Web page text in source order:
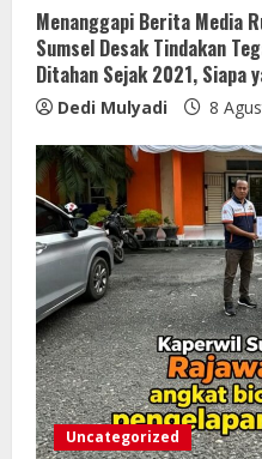
Menanggapi Berita Media
Sumsel Desak Tindakan
Ditahan Sejak 2021, Siapa
Dedi Mulyadi 8
Uncategorized